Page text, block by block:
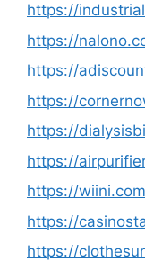
https://
https://
https://
https://
https://
https://
https://
https://
https://